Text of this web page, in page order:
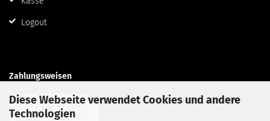
Diese Webseite verwendet Cookies und andere
Technologien
Logout
Zahlungsweisen